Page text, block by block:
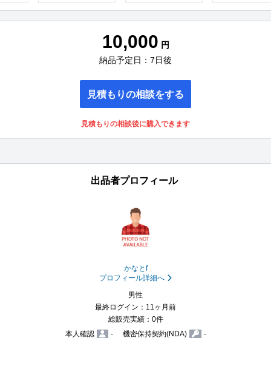
10,000 円
納品予定日：7日後
見積もりの相談をする
見積もりの相談後に購入できます
出品者プロフィール
かなとf
プロフィール詳細へ
男性
最終ログイン：11ヶ月前
総販売実績：0件
本人確認
- 機密保持契約(NDA) -